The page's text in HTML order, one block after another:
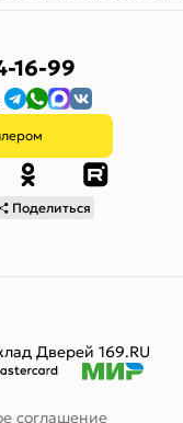
16-99
Поделиться
Дверей 169.RU
соглашение